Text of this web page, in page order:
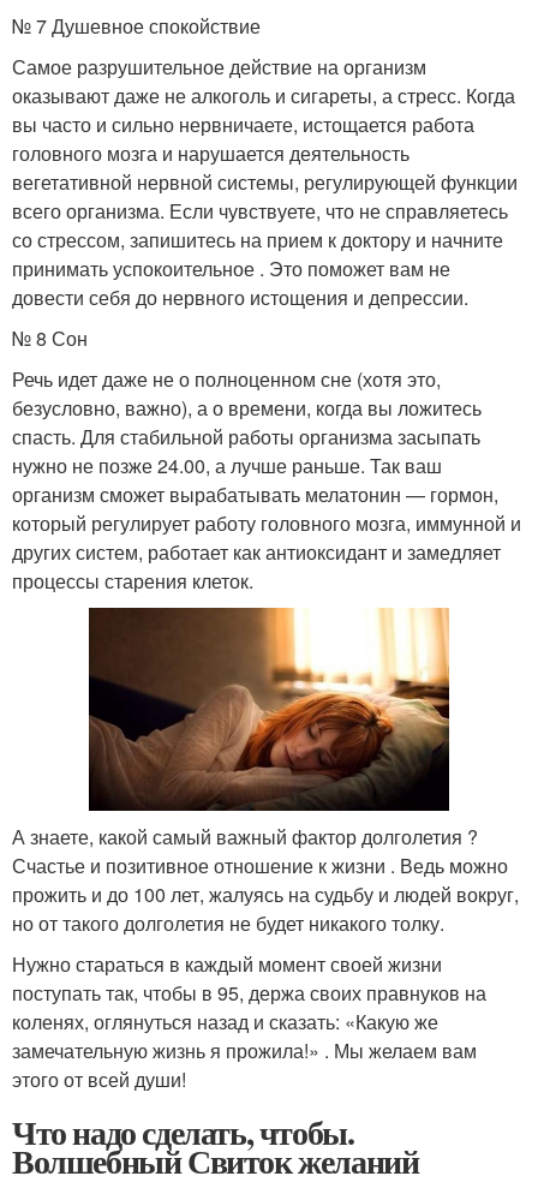
№ 7 Душевное спокойствие
Самое разрушительное действие на организм
оказывают даже не алкоголь и сигареты, а стресс. Когда
вы часто и сильно нервничаете, истощается работа
головного мозга и нарушается деятельность
вегетативной нервной системы, регулирующей функции
всего организма. Если чувствуете, что не справляетесь
со стрессом, запишитесь на прием к доктору и начните
принимать успокоительное . Это поможет вам не
довести себя до нервного истощения и депрессии.
№ 8 Сон
Речь идет даже не о полноценном сне (хотя это,
безусловно, важно), а о времени, когда вы ложитесь
спасть. Для стабильной работы организма засыпать
нужно не позже 24.00, а лучше раньше. Так ваш
организм сможет вырабатывать мелатонин — гормон,
который регулирует работу головного мозга, иммунной и
других систем, работает как антиоксидант и замедляет
процессы старения клеток.
А знаете, какой самый важный фактор долголетия ?
Счастье и позитивное отношение к жизни . Ведь можно
прожить и до 100 лет, жалуясь на судьбу и людей вокруг,
но от такого долголетия не будет никакого толку.
Нужно стараться в каждый момент своей жизни
поступать так, чтобы в 95, держа своих правнуков на
коленях, оглянуться назад и сказать: «Какую же
замечательную жизнь я прожила!» . Мы желаем вам
этого от всей души!
Что надо сделать, чтобы.
Волшебный Свиток желаний